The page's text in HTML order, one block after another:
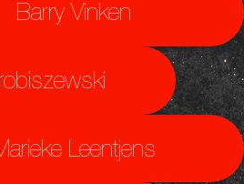
Barry Vinken
Leentjens